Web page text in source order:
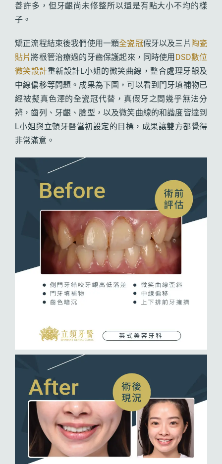
善許多，但牙齦尚未修整所以還是有點大小不均的樣
子。
矯正流程結束後我們使用一顆全瓷冠假牙以及三片 陶瓷
貼片將根管治療過的牙齒保護起來，同時使用 DSD數位
微笑設計重新設計L小姐的微笑曲線，整合處理牙齦及
中線偏移等問題。成果為下圖，可以看到門牙填補物已
經被擬真色澤的全瓷冠代替，真假牙之間幾乎無法分
辨，齒列、牙齦、臉型，以及微笑曲線的和諧度皆達到
L小姐與立頓牙醫當初設定的目標，成果讓雙方都覺得
非常滿意。